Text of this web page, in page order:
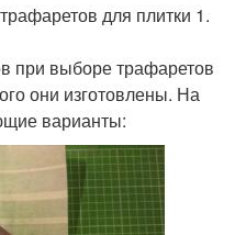
для плитки 1.
при выборе трафаретов
они изготовлены. На
варианты: